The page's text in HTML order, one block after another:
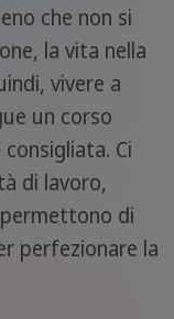
che non si
la vita nella
vivere a
un corso
Ci
di lavoro,
di
perfezionare la